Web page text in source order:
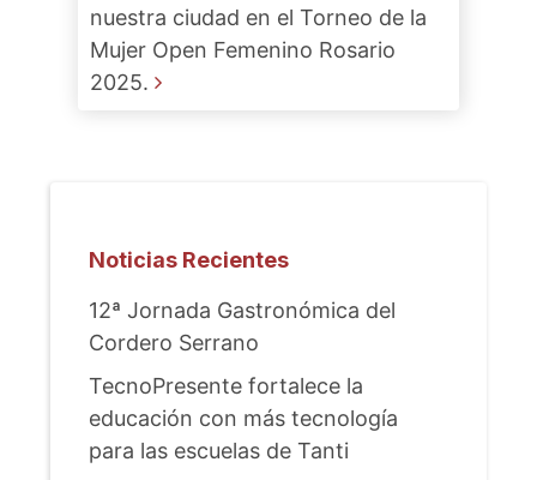
nuestra ciudad en el Torneo de la
Mujer Open Femenino Rosario
2025.
Noticias Recientes
12ª Jornada Gastronómica del
Cordero Serrano
TecnoPresente fortalece la
educación con más tecnología
para las escuelas de Tanti